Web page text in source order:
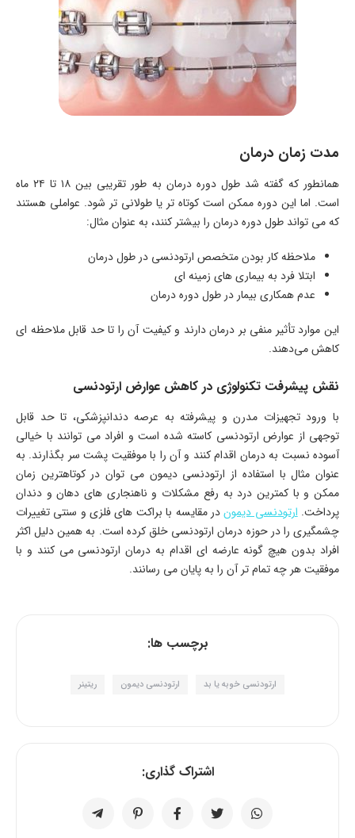
مدت زمان درمان
همانطور که گفته شد طول دوره درمان به طور تقریبی بین ۱۸ تا ۲۴ ماه
است. اما این دوره ممکن است کوتاه تر یا طولانی تر شود. عواملی هستند
که می تواند طول دوره درمان را بیشتر کنند، به عنوان مثال:
ملاحظه کار بودن متخصص ارتودنسی در طول درمان
ابتلا فرد به بیماری های زمینه ای
عدم همکاری بیمار در طول دوره درمان
این موارد تأثیر منفی بر درمان دارند و کیفیت آن را تا حد قابل ملاحظه ای
کاهش می‌دهند.
نقش پیشرفت تکنولوژی در کاهش عوارض ارتودنسی
با ورود تجهیزات مدرن و پیشرفته به عرصه دندانپزشکی، تا حد قابل
توجهی از عوارض ارتودنسی کاسته شده است و افراد می توانند با خیالی
آسوده نسبت به درمان اقدام کنند و آن را با موفقیت پشت سر بگذارند. به
عنوان مثال با استفاده از ارتودنسی دیمون می توان در کوتاهترین زمان
ممکن و با کمترین درد به رفع مشکلات و ناهنجاری های دهان و دندان
پرداخت.ارتودنسی دیموندر مقایسه با براکت های فلزی و سنتی تغییرات
چشمگیری را در حوزه درمان ارتودنسی خلق کرده است. به همین دلیل اکثر
افراد بدون هیچ گونه عارضه ای اقدام به درمان ارتودنسی می کنند و با
موفقیت هر چه تمام تر آن را به پایان می رسانند.
برچسب ها:
ارتودنسی خوبه یا بد ارتودنسی دیمون ریتینر
اشتراک گذاری: